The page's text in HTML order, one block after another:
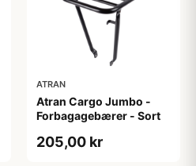
ATRAN
Atran Cargo Jumbo -
Forbagagebærer - Sort
205,00 kr